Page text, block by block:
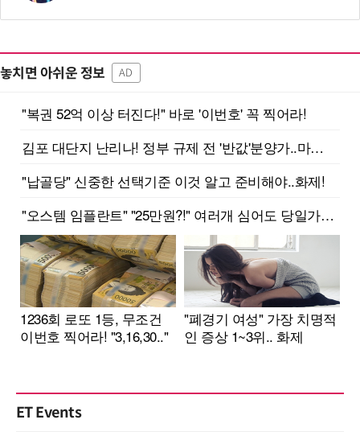
놓치면 아쉬운 정보 AD
ET Events